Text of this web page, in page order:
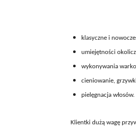
klasyczne i
umiejętności
wykonywania
cieniowanie,
pielęgnacja włosów.
Klientki dużą wagę